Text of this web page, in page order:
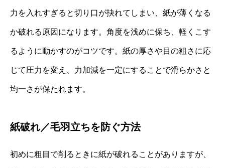
力を入れすぎると切り口が抉れてしまい、紙が薄くなる
か破れる原因になります。角度を浅めに保ち、軽くこす
るように動かすのがコツです。紙の厚さや目の粗さに応
じて圧力を変え、力加減を一定にすることで滑らかさと
均一さが保たれます。
紙破れ／毛羽立ちを防ぐ方法
初めに粗目で削るときに紙が破れることがありますが、